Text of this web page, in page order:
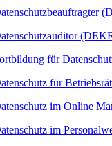
für
für
im Online
im